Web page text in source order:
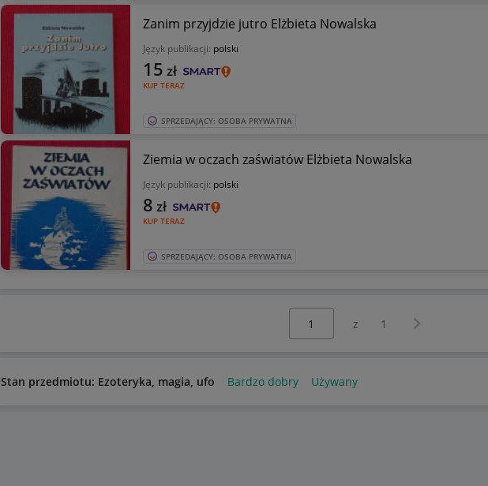
Zanim przyjdzie jutro Elżbieta Nowalska
Język publikacji: polski
KUP TERAZ
15 zł
SPRZEDAJĄCY: OSOBA PRYWATNA
Ziemia w oczach zaświatów Elżbieta Nowalska
Język publikacji: polski
KUP TERAZ
8 zł
SPRZEDAJĄCY: OSOBA PRYWATNA
z 1 Następna strona
Stan przedmiotu: Ezoteryka, magia, ufo Bardzo dobry Używany